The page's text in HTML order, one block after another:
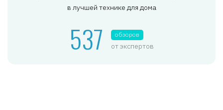
в лучшей технике для дома
537 обзоров
от экспертов